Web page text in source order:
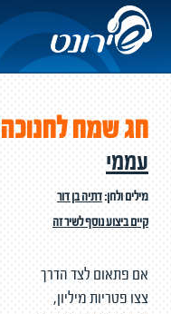
חג שמח לחנוכה
עממי
מילים ולחן:דתיה בן דור
קיים ביצוע נוסף לשיר זה
אם פתאום לצד הדרך
צצו פטריות מיליון,